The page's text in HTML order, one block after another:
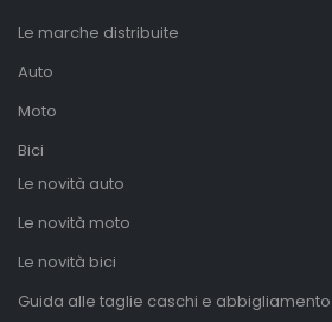
Le marche distribuite
Auto
Moto
Bici
Le novità auto
Le novità moto
Le novità bici
Guida alle taglie caschi e abbigliamento